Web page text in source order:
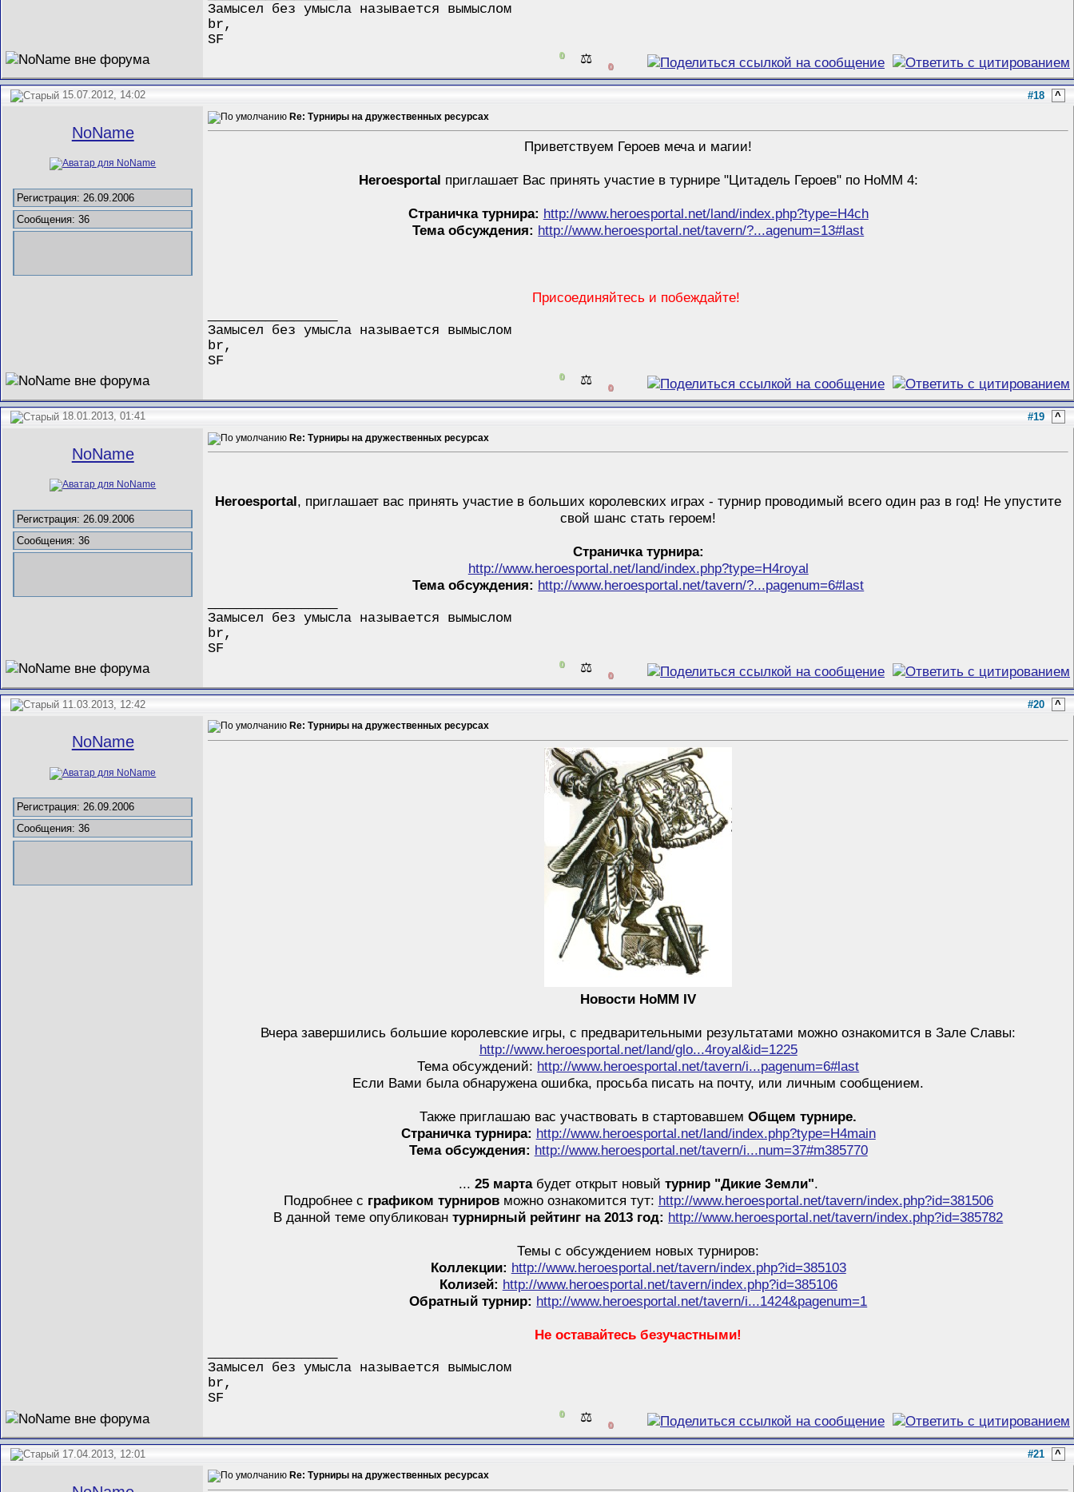
Замысел без умысла называется вымыслом
br,
SF
0 ⚖️ 0
15.07.2012, 14:02 #18 ^
NoName
Регистрация: 26.09.2006
Сообщения: 36
Re: Турниры на дружественных ресурсах
Приветствуем Героев меча и магии!
Heroesportal приглашает Вас принять участие в турнире "Цитадель Героев" по HoMM 4:
Страничка турнира: http://www.heroesportal.net/land/index.php?type=H4ch
Тема обсуждения: http://www.heroesportal.net/tavern/?...agenum=13#last
Присоединяйтесь и побеждайте!
Замысел без умысла называется вымыслом
br,
SF
0 ⚖️ 0
18.01.2013, 01:41 #19 ^
NoName
Регистрация: 26.09.2006
Сообщения: 36
Re: Турниры на дружественных ресурсах
Heroesportal, приглашает вас принять участие в больших королевских играх - турнир проводимый всего один раз в год! Не упустите
свой шанс стать героем!
Страничка турнира:
http://www.heroesportal.net/land/index.php?type=H4royal
Тема обсуждения: http://www.heroesportal.net/tavern/?...pagenum=6#last
Замысел без умысла называется вымыслом
br,
SF
0 ⚖️ 0
11.03.2013, 12:42 #20 ^
NoName
Регистрация: 26.09.2006
Сообщения: 36
Re: Турниры на дружественных ресурсах
Новости HoMM IV
Вчера завершились большие королевские игры, с предварительными результатами можно ознакомится в Зале Славы:
http://www.heroesportal.net/land/glo...4royal&id=1225
Тема обсуждений: http://www.heroesportal.net/tavern/i...pagenum=6#last
Если Вами была обнаружена ошибка, просьба писать на почту, или личным сообщением.
Также приглашаю вас участвовать в стартовавшемОбщем турнире.
Страничка турнира: http://www.heroesportal.net/land/index.php?type=H4main
Тема обсуждения: http://www.heroesportal.net/tavern/i...num=37#m385770
... 25 мартабудет открыт новый турнир "Дикие Земли".
Подробнее с графиком турнировможно ознакомится тут: http://www.heroesportal.net/tavern/index.php?id=381506
В данной теме опубликовантурнирный рейтинг на 2013 год: http://www.heroesportal.net/tavern/index.php?id=385782
Темы с обсуждением новых турниров:
Коллекции: http://www.heroesportal.net/tavern/index.php?id=385103
Колизей: http://www.heroesportal.net/tavern/index.php?id=385106
Обратный турнир: http://www.heroesportal.net/tavern/i...1424&pagenum=1
Не оставайтесь безучастными!
Замысел без умысла называется вымыслом
br,
SF
0 ⚖️ 0
17.04.2013, 12:01 #21 ^
Re: Турниры на дружественных ресурсах